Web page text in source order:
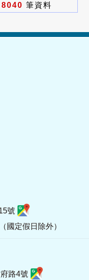
8040 筆資料
號
國定假日除外）
路4號